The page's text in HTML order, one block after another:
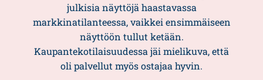
julkisia näyttöjä haastavassa
markkinatilanteessa, vaikkei ensimmäiseen
näyttöön tullut ketään.
Kaupantekotilaisuudessa jäi mielikuva, että
oli palvellut myös ostajaa hyvin.